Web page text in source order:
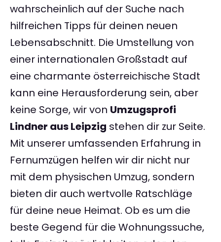
wahrscheinlich auf der Suche nach
hilfreichen Tipps für deinen neuen
Lebensabschnitt. Die Umstellung von
einer internationalen Großstadt auf
eine charmante österreichische Stadt
kann eine Herausforderung sein, aber
keine Sorge, wir von Umzugsprofi
Lindner aus Leipzig stehen dir zur Seite.
Mit unserer umfassenden Erfahrung in
Fernumzügen helfen wir dir nicht nur
mit dem physischen Umzug, sondern
bieten dir auch wertvolle Ratschläge
für deine neue Heimat. Ob es um die
beste Gegend für die Wohnungssuche,